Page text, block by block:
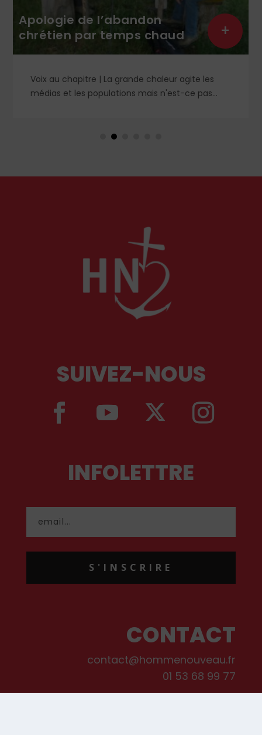
Apologie de l’abandon
chrétien par temps chaud
Voix au chapitre | La grande chaleur agite les
médias et les populations mais n'est-ce pas
paralysantes. Petit guide de l'essentiel pour un
+
SUIVEZ-NOUS
INFOLETTRE
S'INSCRIRE
CONTACT
contact@hommenouveau.fr
01 53 68 99 77